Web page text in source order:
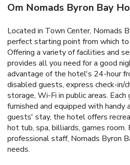
Om Nomads Byron Bay
Located in Town Center, Nomads
perfect starting point from which
Offering a variety of facilities and
provides all you need for a good
advantage of the hotel's 24-hour
disabled guests, express check-in/
storage, Wi-Fi in public areas.
furnished and equipped with handy
guests' stay, the hotel offers
hot tub, spa, billiards, games room.
professional staff, Nomads Byron
needs.